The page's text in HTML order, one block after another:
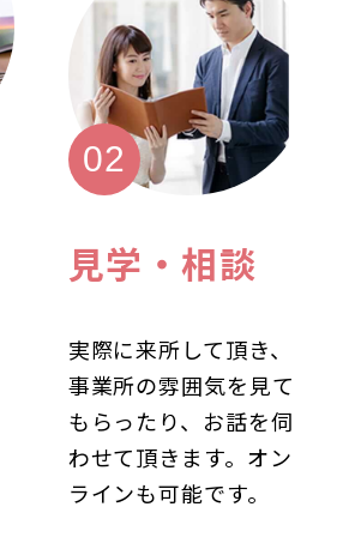
見学・相談
実際に来所して頂き、
事業所の雰囲気を見て
もらったり、お話を伺
わせて頂きます。オン
ラインも可能です。